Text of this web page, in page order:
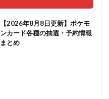
【2026年8月8日更新】ポケモ
ンカード各種の抽選・予約情報
まとめ